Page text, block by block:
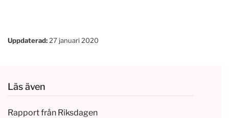
Uppdaterad: 27 januari 2020
Läs även
Rapport från Riksdagen